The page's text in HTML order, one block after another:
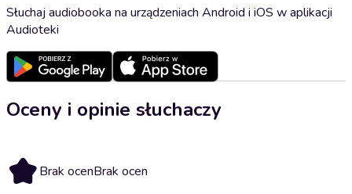
Słuchaj audiobooka na urządzeniach Android i iOS w aplikacji
Audioteki
Oceny i opinie słuchaczy
Brak ocenBrak ocen